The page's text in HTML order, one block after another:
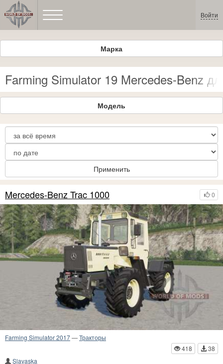
Войти
Марка
Farming Simulator 19 Mercedes-Benz
Модель
Применить
0
Mercedes-Benz Trac 1000
Farming Simulator 2017—Тракторы
418
38
Slavaska